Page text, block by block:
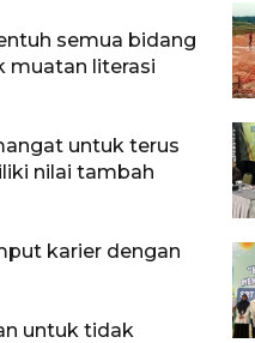
semua bidang
muatan literasi
untuk terus
nilai tambah
karier dengan
untuk tidak